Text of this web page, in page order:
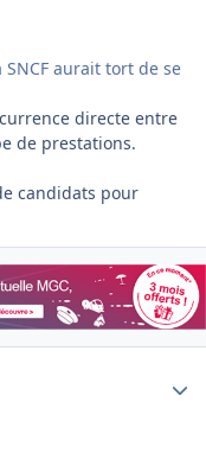
aurait tort de se
directe entre
de prestations.
candidats pour